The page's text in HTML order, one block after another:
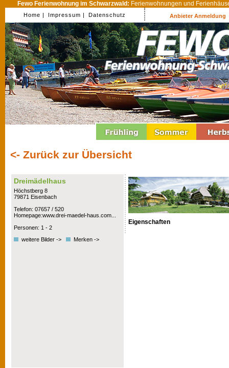
Fewo Ferienwohnung im Schwarzwald: Ferienwohnungen und
Home | Impressum | Datenschutz Anbieter Anmeldung
<- Zurück zur Übersicht
Dreimädelhaus
Höchstberg 8
79871 Eisenbach
Telefon: 07657 / 520
Homepage:www.drei-maedel-haus.com...
Personen: 1 - 2
weitere Bilder ->
Merken ->
Eigenschaften